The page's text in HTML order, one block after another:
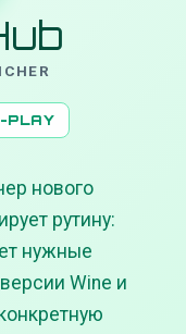
PLAY
нового
рутину:
нужные
Wine и